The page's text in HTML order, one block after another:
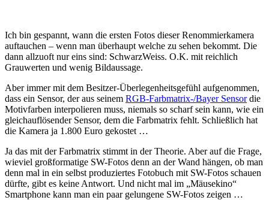
Ich bin gespannt, wann die ersten Fotos dieser Renommierkamera
auftauchen – wenn man überhaupt welche zu sehen bekommt. Die
dann allzuoft nur eins sind: SchwarzWeiss. O.K. mit reichlich
Grauwerten und wenig Bildaussage.
Aber immer mit dem Besitzer-Überlegenheitsgefühl aufgenommen,
dass ein Sensor, der aus seinem RGB-Farbmatrix-/Bayer Sensordie
Motivfarben interpolieren muss, niemals so scharf sein kann, wie ein
gleichauflösender Sensor, dem die Farbmatrix fehlt. Schließlich hat
die Kamera ja 1.800 Euro gekostet …
Ja das mit der Farbmatrix stimmt in der Theorie. Aber auf die Frage,
wieviel großformatige SW-Fotos denn an der Wand hängen, ob man
denn mal in ein selbst produziertes Fotobuch mit SW-Fotos schauen
dürfte, gibt es keine Antwort. Und nicht mal im „Mäusekino“
Smartphone kann man ein paar gelungene SW-Fotos zeigen …